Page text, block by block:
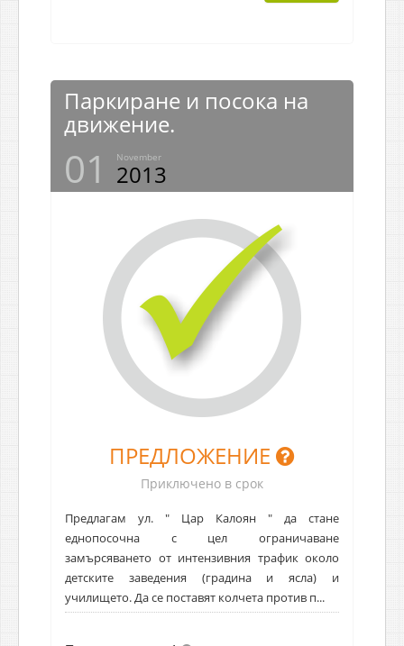
Паркиране и посока на
движение.
01 November
2013
ПРЕДЛОЖЕНИЕ
Приключено в срок
Предлагам ул. " Цар Калоян " да стане
еднопосочна с цел ограничаване
замърсяването от интензивния трафик около
детските заведения (градина и ясла) и
училището. Да се поставят колчета против п...